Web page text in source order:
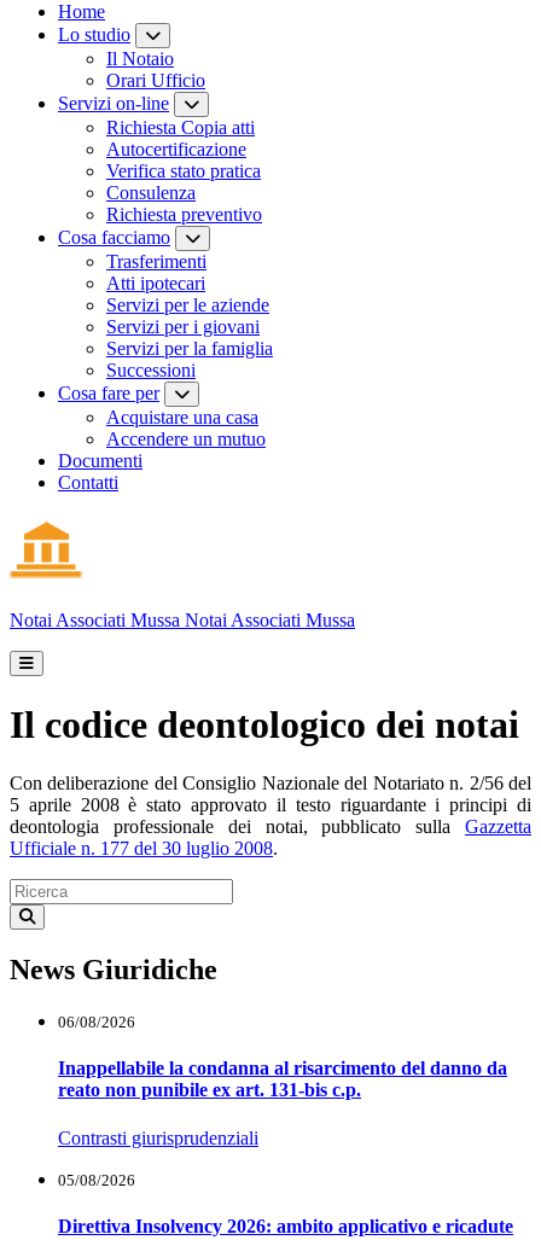
Home
Lo studio
Il Notaio
Orari Ufficio
Servizi on-line
Richiesta Copia atti
Autocertificazione
Verifica stato pratica
Consulenza
Richiesta preventivo
Cosa facciamo
Trasferimenti
Atti ipotecari
Servizi per le aziende
Servizi per i giovani
Servizi per la famiglia
Successioni
Cosa fare per
Acquistare una casa
Accendere un mutuo
Documenti
Contatti
Notai Associati Mussa Notai Associati Mussa
Il codice deontologico dei notai
Con deliberazione del Consiglio Nazionale del Notariato n. 2/56 del
5 aprile 2008 è stato approvato il testo riguardante i principi di
deontologia professionale dei notai, pubblicato sulla Gazzetta
Ufficiale n. 177 del 30 luglio 2008.
News Giuridiche
06/08/2026
Inappellabile la condanna al risarcimento del danno da
reato non punibile ex art. 131-bis c.p.
Contrasti giurisprudenziali
05/08/2026
Direttiva Insolvency 2026: ambito applicativo e ricadute